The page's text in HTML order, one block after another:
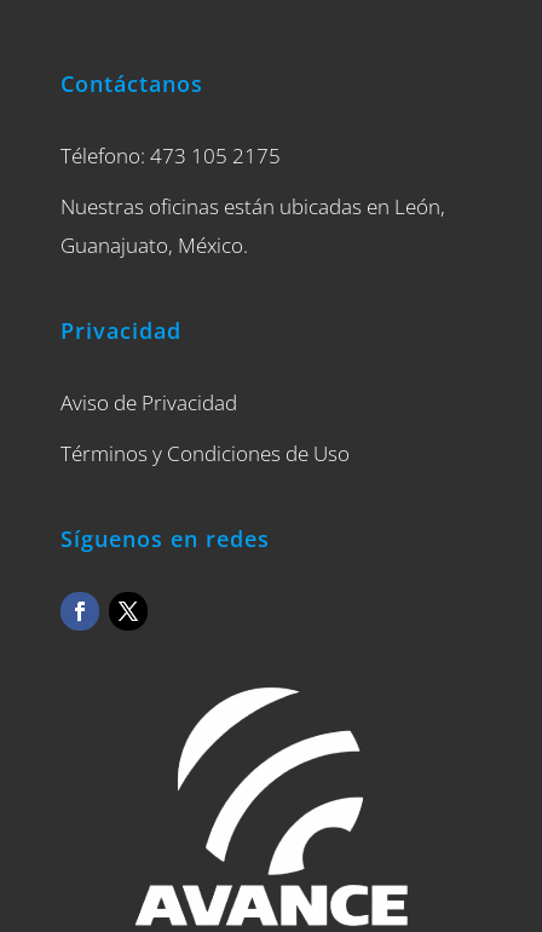
Contáctanos
Télefono: 473 105 2175
Nuestras oficinas están ubicadas en León,
Guanajuato, México.
Privacidad
Aviso de Privacidad
Términos y Condiciones de Uso
Síguenos en redes